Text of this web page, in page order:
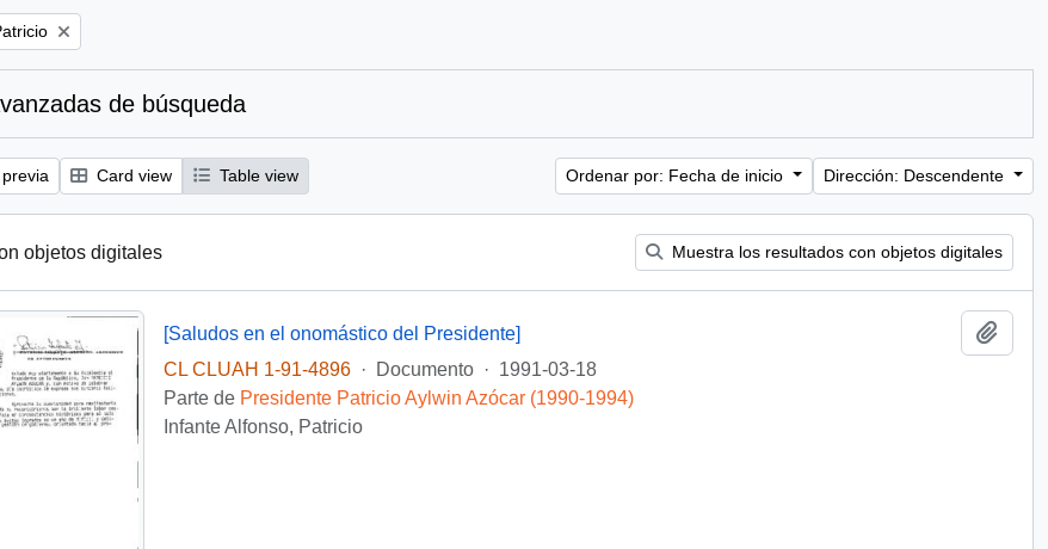
de búsqueda
Card view Table view Ordenar por: Fecha de inicio Dirección: Descendente
objetos digitales Muestra los resultados con objetos digitales
[Saludos en el onomástico del Presidente]
CL CLUAH 1-91-4896
· Documento · 1991-03-18
Parte de Presidente Patricio Aylwin Azócar (1990-1994)
Infante Alfonso, Patricio